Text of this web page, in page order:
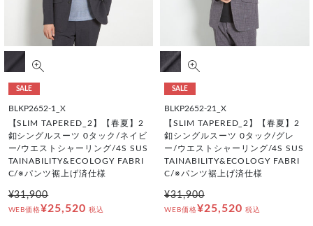
SALE
BLKP2652-1_X
【SLIM TAPERED_2】【春夏】2
釦シングルスーツ 0タック/ネイビ
ー/ウエストシャーリング/4S SUS
TAINABILITY&ECOLOGY FABRI
C/※パンツ裾上げ済仕様
¥31,900
WEB価格¥25,520 税込
SALE
BLKP2652-21_X
【SLIM TAPERED_2】【春夏】2
釦シングルスーツ 0タック/グレ
ー/ウエストシャーリング/4S SUS
TAINABILITY&ECOLOGY FABRI
C/※パンツ裾上げ済仕様
¥31,900
WEB価格¥25,520 税込